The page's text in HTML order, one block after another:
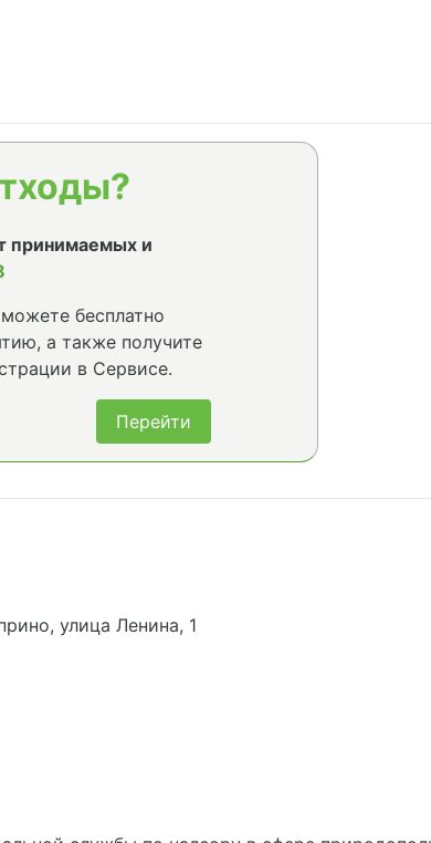
принимаемых и
бесплатно
а также получите
в Сервисе.
Перейти
улица Ленина, 1